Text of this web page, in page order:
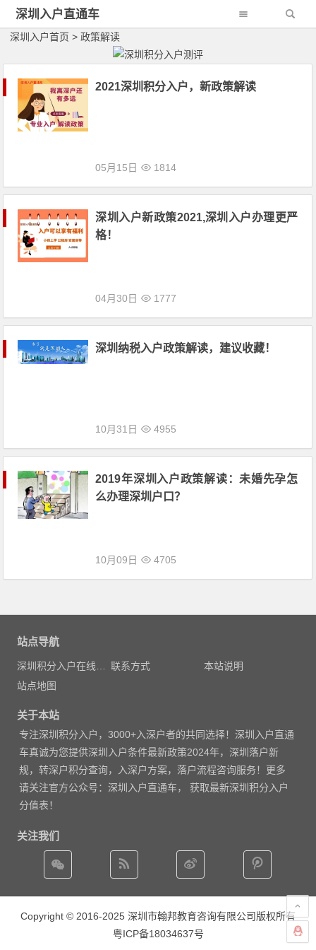
深圳入户直通车
深圳入户首页 > 政策解读
2021深圳积分入户，新政策解读
05月15日 1814
深圳入户新政策2021,深圳入户办理更严
格！
04月30日 1777
深圳纳税入户政策解读，建议收藏！
10月31日 4955
2019年深圳入户政策解读：未婚先孕怎
么办理深圳户口？
10月09日 4705
站点导航
联系方式
本站说明
站点地图
关于本站
专注深圳积分入户 ，3000+入深户者的共同选择！深圳入户直通
车真诚为您提供深圳入户条件最新政策2024年，深圳落户新
规，转深户积分查询，入深户方案，落户流程咨询服务！更多
请关注官方公众号：深圳入户直通车， 获取最新深圳积分入户
分值表！
关注我们
Copyright © 2016-2025 深圳市翰邦教育咨询有限公司版权所有
粤ICP备18034637号